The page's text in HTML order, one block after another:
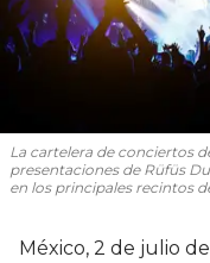
La cartelera de conciertos
presentaciones de Rüfüs
en los principales recintos
México, 2 de julio